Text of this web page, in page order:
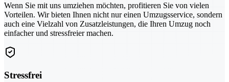
Wenn Sie mit uns umziehen möchten, profitieren Sie von vielen
Vorteilen. Wir bieten Ihnen nicht nur einen Umzugsservice, sondern
auch eine Vielzahl von Zusatzleistungen, die Ihren Umzug noch
einfacher und stressfreier machen.
Stressfrei